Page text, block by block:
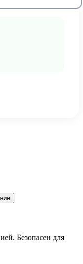
Безопасен для